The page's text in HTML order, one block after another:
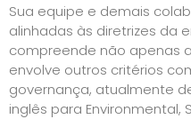
Sua equipe e demais
alinhadas às diretrizes da
compreende não apenas
envolve outros critérios
governança, atualmente
inglês para Environmental,